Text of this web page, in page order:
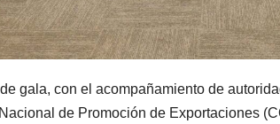
gala, con el acompañamiento de
de Promoción de Exportaciones